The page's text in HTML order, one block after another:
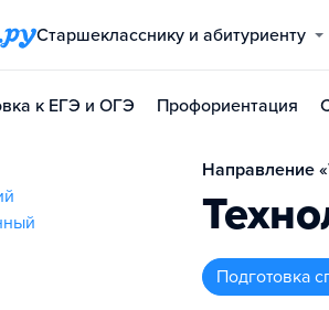
Старшекласснику и абитуриенту
к ЕГЭ и ОГЭ Профориентация
Направление
подготовка